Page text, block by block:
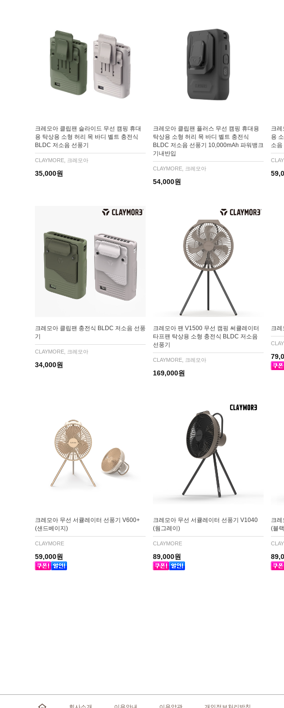
크레모아 클립팬 슬라이드 무선 캠핑 휴대
용 탁상용 소형 허리 목 바디 벨트 충전식
BLDC 저소음 선풍기
CLAYMORE, 크레모아
35,000원
크레모아 클립팬 플러스 무선 캠핑 휴대용
탁상용 소형 허리 목 바디 벨트 충전식
BLDC 저소음 선풍기 10,000mAh 파워뱅크
기내반입
CLAYMORE, 크레모아
54,000원
크
용
소음
크레모아 클립팬 충전식 BLDC 저소음 선풍
기
CLAYMORE, 크레모아
34,000원
크레모아 팬 V1500 무선 캠핑 써큘레이터
타프팬 탁상용 소형 충전식 BLDC 저소음
선풍기
CLAYMORE, 크레모아
169,000원
크
크레모아 무선 서큘레이터 선풍기 V600+
(샌드베이지)
CLAYMORE
59,000원
크레모아 무선 서큘레이터 선풍기 V1040
(웜그레이)
CLAYMORE
89,000원
크
(블